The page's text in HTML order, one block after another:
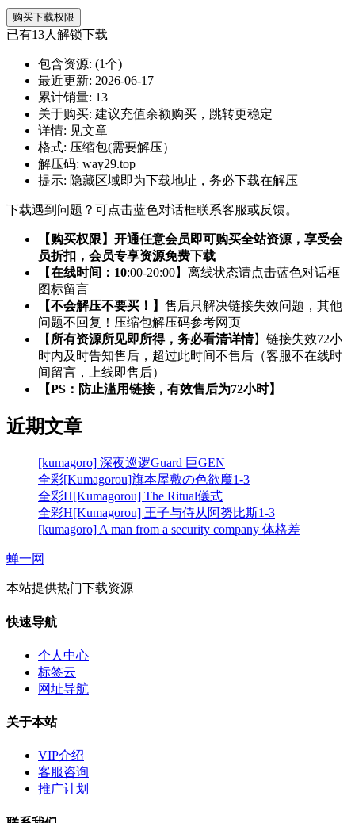
购买下载权限
已有13人解锁下载
包含资源: (1个)
最近更新: 2026-06-17
累计销量: 13
关于购买: 建议充值余额购买，跳转更稳定
详情: 见文章
格式: 压缩包(需要解压）
解压码: way29.top
提示: 隐藏区域即为下载地址，务必下载在解压
下载遇到问题？可点击蓝色对话框联系客服或反馈。
【购买权限】开通任意会员即可购买全站资源，享受会
员折扣，会员专享资源免费下载
【在线时间：10:00-20:00】离线状态请点击蓝色对话框
图标留言
【不会解压不要买！】 售后只解决链接失效问题，其他
问题不回复！压缩包解压码参考网页
【 所有资源所见即所得，务必看清详情】链接失效72小
时内及时告知售后，超过此时间不售后（客服不在线时
间留言，上线即售后）
【PS：防止滥用链接，有效售后为72小时】
近期文章
[kumagoro] 深夜巡逻Guard 巨GEN
全彩[Kumagorou]旗本屋敷の色欲魔1-3
全彩H[Kumagorou] The Ritual儀式
全彩H[Kumagorou] 王子与侍从阿努比斯1-3
[kumagoro] A man from a security company 体格差
蝉一网
本站提供热门下载资源
快速导航
个人中心
标签云
网址导航
关于本站
VIP介绍
客服咨询
推广计划